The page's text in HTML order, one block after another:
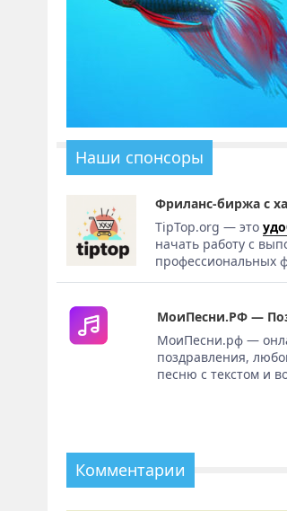
Наши спонсоры
Фриланс-биржа с
TipTop.org — это
начать работу с
профессиональных
МоиПесни.РФ —
МоиПесни.рф —
поздравления,
песню с текстом и
Комментарии